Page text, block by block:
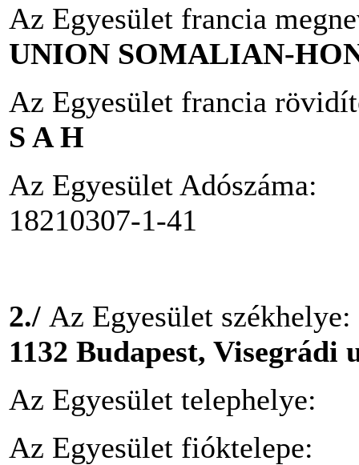
Az Egyesület francia
UNION SOMALIAN-
Az Egyesület francia
S A H
Az Egyesület Adószáma:
18210307-1-41
2./ Az Egyesület székhelye:
1132 Budapest, Visegrádi
Az Egyesület telephelye:
Az Egyesület fióktelepe: